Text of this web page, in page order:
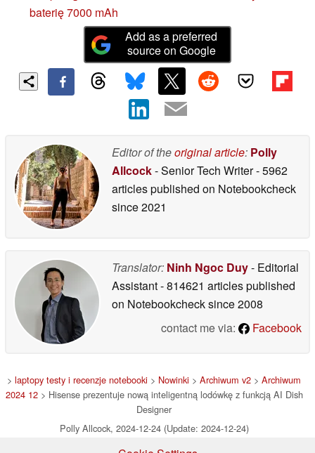
baterię 7000 mAh
Add as a preferred
source on Google
Editor of theoriginal article: Polly
Allcock- Senior Tech Writer- 5962
articles published on Notebookcheck
since 2021
Translator: Ninh Ngoc Duy- Editorial
Assistant- 814621 articles published
on Notebookchecksince 2008
contact me via:
Facebook
> laptopy testy i recenzje notebooki > Nowinki > Archiwum v2 > Archiwum
2024 12> Hisense prezentuje nową inteligentną lodówkę z funkcją AI Dish
Designer
Polly Allcock, 2024-12-24 (Update: 2024-12-24)